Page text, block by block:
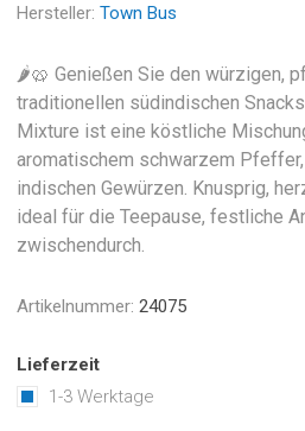
Hersteller: Town Bus
🌶️🥨 Genießen Sie den würzigen,
traditionellen südindischen
Mixture ist eine köstliche
aromatischem schwarzem
indischen Gewürzen. Knusprig,
ideal für die Teepause, festliche
zwischendurch.
Artikelnummer: 24075
Lieferzeit
1-3 Werktage